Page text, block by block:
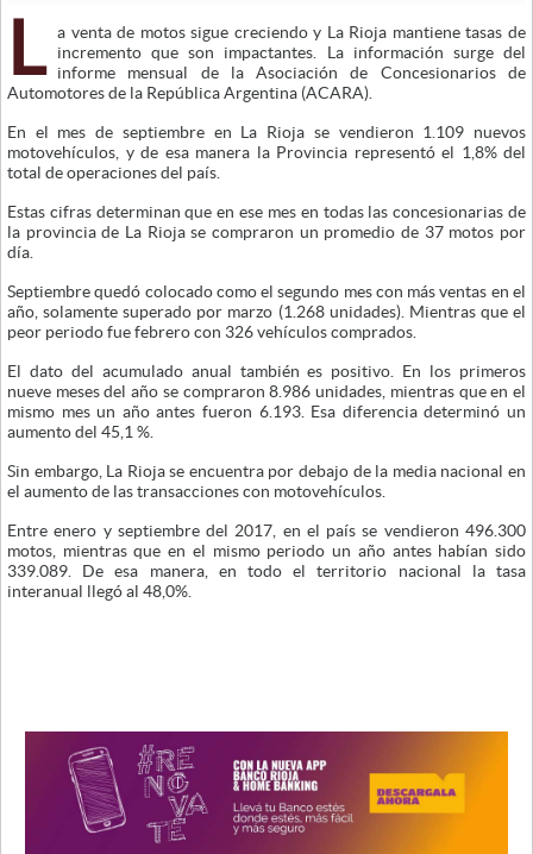
L
a venta de motos sigue creciendo y La Rioja mantiene tasas de
incremento que son impactantes. La información surge del
informe mensual de la Asociación de Concesionarios de
Automotores de la República Argentina (ACARA).
En el mes de septiembre en La Rioja se vendieron 1.109 nuevos
motovehículos, y de esa manera la Provincia representó el 1,8% del
total de operaciones del país.
Estas cifras determinan que en ese mes en todas las concesionarias de
la provincia de La Rioja se compraron un promedio de 37 motos por
día.
Septiembre quedó colocado como el segundo mes con más ventas en el
año, solamente superado por marzo (1.268 unidades). Mientras que el
peor periodo fue febrero con 326 vehículos comprados.
El dato del acumulado anual también es positivo. En los primeros
nueve meses del año se compraron 8.986 unidades, mientras que en el
mismo mes un año antes fueron 6.193. Esa diferencia determinó un
aumento del 45,1 %.
Sin embargo, La Rioja se encuentra por debajo de la media nacional en
el aumento de las transacciones con motovehículos.
Entre enero y septiembre del 2017, en el país se vendieron 496.300
motos, mientras que en el mismo periodo un año antes habían sido
339.089. De esa manera, en todo el territorio nacional la tasa
interanual llegó al 48,0%.